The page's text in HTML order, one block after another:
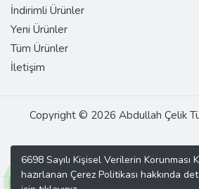
İndirimli Ürünler
Yeni Ürünler
Tüm Ürünler
İletişim
Copyright © 2026 Abdullah Çelik
6698 Sayılı Kişisel Verilerin Korunması
hazırlanan Çerez Politikası hakkında